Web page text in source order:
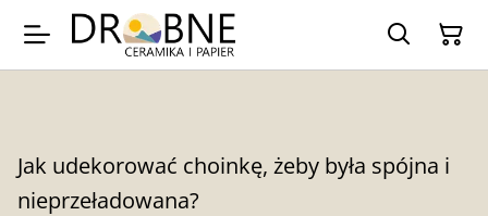
Jak udekorować choinkę, żeby była spójna i
nieprzeładowana?